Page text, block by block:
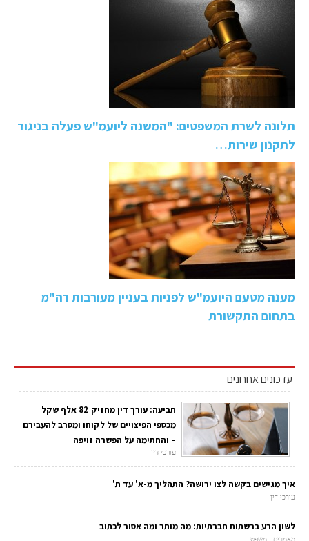
תלונה לשרת המשפטים: "המשנה ליועמ"ש פעלה בניגוד
לתקנון שירות…
מענה מטעם היועמ"ש לפניות בעניין מעורבות רה"מ
בתחום התקשורת
עדכונים אחרונים
תביעה: עורך דין מחזיק 82 אלף שקל
מכספי הפיצויים של לקוחו ומסרב להעבירם
– והחתימה על הפשרה זויפה
עורכי דין
איך מגישים בקשה לצו ירושה? התהליך מ-א' עד ת'
עורכי דין
לשון הרע ברשתות חברתיות: מה מותר ומה אסור לכתוב
מאמרים - משפט